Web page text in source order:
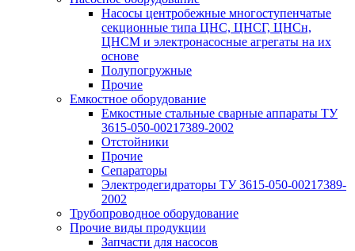
Насосы центробежные многоступенчатые
секционные типа ЦНС, ЦНСГ, ЦНСн,
ЦНСМ и электронасосные агрегаты на их
основе
Полупогружные
Прочие
Емкостное оборудование
Емкостные стальные сварные аппараты ТУ
3615-050-00217389-2002
Отстойники
Прочие
Сепараторы
Электродегидраторы ТУ 3615-050-00217389-
2002
Трубопроводное оборудование
Прочие виды продукции
Запчасти для насосов